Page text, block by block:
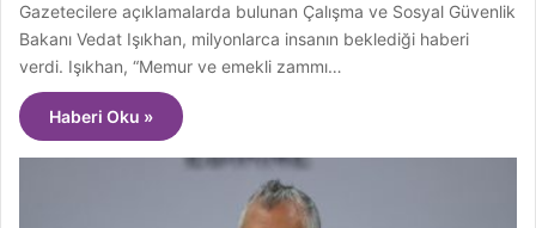
Gazetecilere açıklamalarda bulunan Çalışma ve Sosyal Güvenlik
Bakanı Vedat Işıkhan, milyonlarca insanın beklediği haberi
verdi. Işıkhan, “Memur ve emekli zammı…
Haberi Oku »